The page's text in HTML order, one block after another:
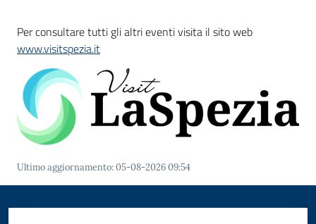
Per consultare tutti gli altri eventi visita il sito web
www.visitspezia.it
Ultimo aggiornamento:05-08-2026 09:54